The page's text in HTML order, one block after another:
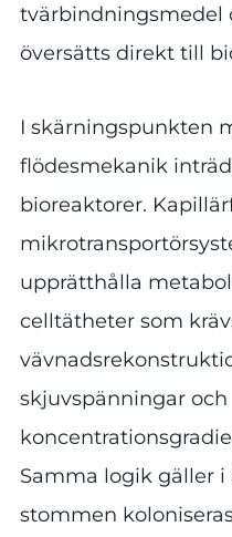
tvärbindningsmedel
översätts direkt till
I skärningspunkten
flödesmekanik
bioreaktorer.
upprätthålla
celltätheter som
skjuvspänningar och
Samma logik gäller
stommen